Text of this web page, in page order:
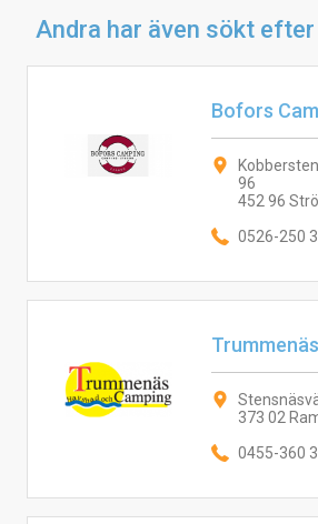
Andra har även sökt efter
Bofors
96
452 96
0526-250
373 02
0455-360